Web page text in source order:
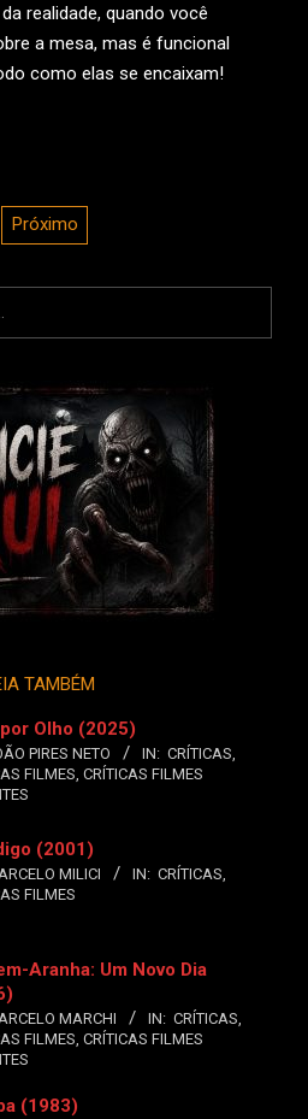
realidade, quando você
a mesa, mas é funcional
como elas se encaixam!
Próximo
TAMBÉM
Olho (2025)
PIRES NETO IN: CRÍTICAS
FILMES CRÍTICAS FILMES
(2001)
MILICI IN: CRÍTICAS
FILMES
Aranha: Um Novo Dia
MARCHI IN: CRÍTICAS
FILMES CRÍTICAS FILMES
(1983)